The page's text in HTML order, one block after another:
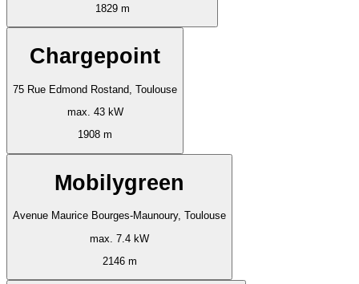
1829 m
Chargepoint
75 Rue Edmond Rostand, Toulouse
max. 43 kW
1908 m
Mobilygreen
Avenue Maurice Bourges-Maunoury, Toulouse
max. 7.4 kW
2146 m